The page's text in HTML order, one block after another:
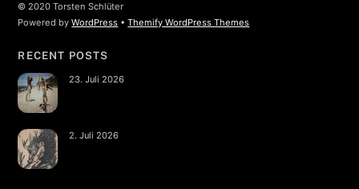
© 2020 Torsten Schlüter
Powered byWordPress •Themify WordPress Themes
RECENT POSTS
23. Juli 2026
2. Juli 2026